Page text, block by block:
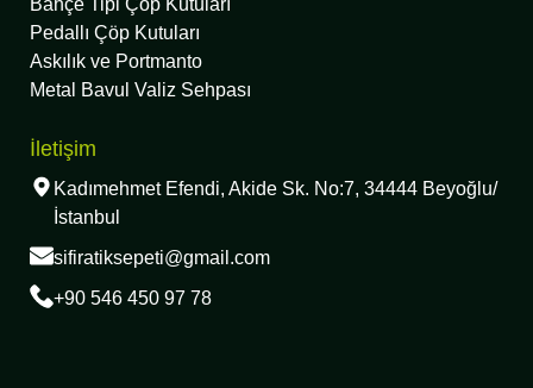
Pedallı Çöp Kutuları
Askılık ve Portmanto
Metal Bavul Valiz Sehpası
İletişim
Kadımehmet Efendi, Akide Sk. No:7, 34444 Beyoğlu/
İstanbul
sifiratiksepeti@gmail.com
+90 546 450 97 78